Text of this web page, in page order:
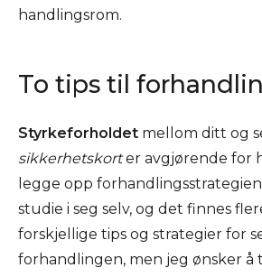
handlingsrom.
To tips til
Styrkeforholdet mellom ditt og
sikkerhetskorter avgjørende for
legge opp
studie i seg selv, og det finnes
forskjellige tips og strategier for
forhandlingen, men jeg ønsker å